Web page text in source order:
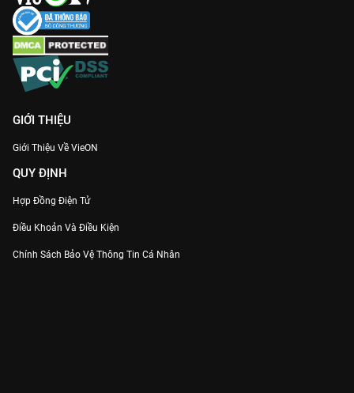
GIỚI THIỆU
Giới Thiệu Về VieON
QUY ĐỊNH
Hợp Đồng Điện Tử
Điều Khoản Và Điều Kiện
Chính Sách Bảo Vệ Thông Tin Cá Nhân